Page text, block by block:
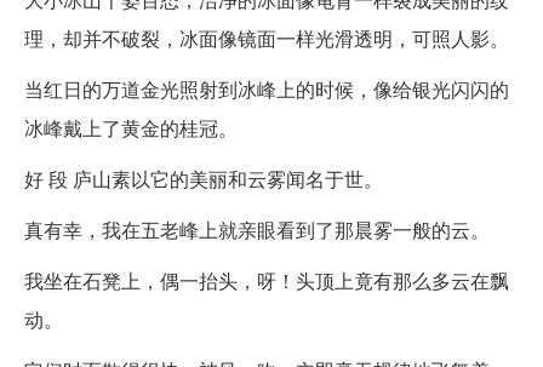
理，却并不破裂，冰面像镜面一样光滑透明，可照人影。
当红日的万道金光照射到冰峰上的时候，像给银光闪闪的
冰峰戴上了黄金的桂冠。
好 段 庐山素以它的美丽和云雾闻名于世。
真有幸，我在五老峰上就亲眼看到了那晨雾一般的云。
我坐在石凳上，偶一抬头，呀！头顶上竟有那么多云在飘
动。